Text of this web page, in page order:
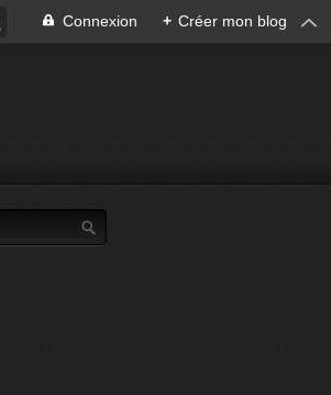
Connexion + Créer mon blog